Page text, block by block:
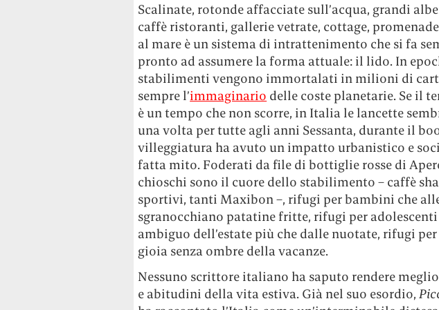
Scalinate, rotonde affacciate sull’acqua, grandi
caffè ristoranti, gallerie vetrate, cottage,
al mare è un sistema di intrattenimento che si fa
pronto ad assumere la forma attuale: il lido. In
stabilimenti vengono immortalati in milioni di
sempre l’immaginario delle coste planetarie. Se il
è un tempo che non scorre, in Italia le lancette
una volta per tutte agli anni Sessanta, durante il
villeggiatura ha avuto un impatto urbanistico e
fatta mito. Foderati da file di bottiglie rosse di
chioschi sono il cuore dello stabilimento – caffè
sportivi, tanti Maxibon –, rifugi per bambini che
sgranocchiano patatine fritte, rifugi per
ambiguo dell’estate più che dalle nuotate, rifugi
gioia senza ombre della vacanze.
Nessuno scrittore italiano ha saputo rendere
e abitudini della vita estiva. Già nel suo esordio,